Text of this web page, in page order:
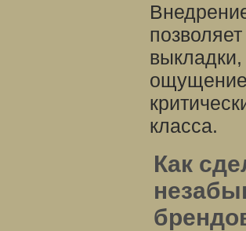
ощущение
класса.
Как